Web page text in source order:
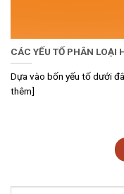
CÁC YẾU TỐ PHÂN LOẠI
Dựa vào bốn yếu tố dưới
thêm]